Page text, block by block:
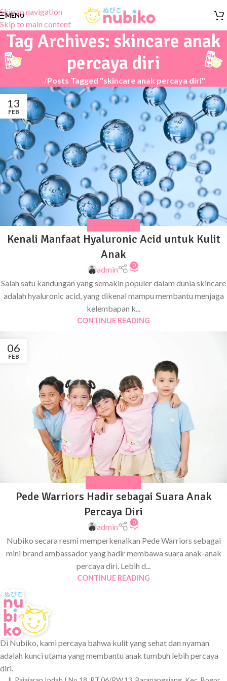
Skip to navigation
Skip to main content
MENU
Tag Archives: skincare anak
percaya diri
/Posts Tagged "skincare anak percaya diri"
13
FEB
Kenali Manfaat Hyaluronic Acid untuk Kulit
Anak
admin 0
Salah satu kandungan yang semakin populer dalam dunia skincare
adalah hyaluronic acid, yang dikenal mampu membantu menjaga
kelembapan k...
CONTINUE READING
06
FEB
Pede Warriors Hadir sebagai Suara Anak
Percaya Diri
admin 0
Nubiko secara resmi memperkenalkan Pede Warriors sebagai
mini brand ambassador yang hadir membawa suara anak-anak
percaya diri. Lebih d...
CONTINUE READING
Di Nubiko, kami percaya bahwa kulit yang sehat dan nyaman
adalah kunci utama yang membantu anak tumbuh lebih percaya
diri.